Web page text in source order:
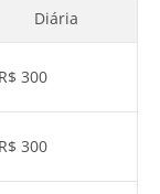
Diária
R$ 300
R$ 300